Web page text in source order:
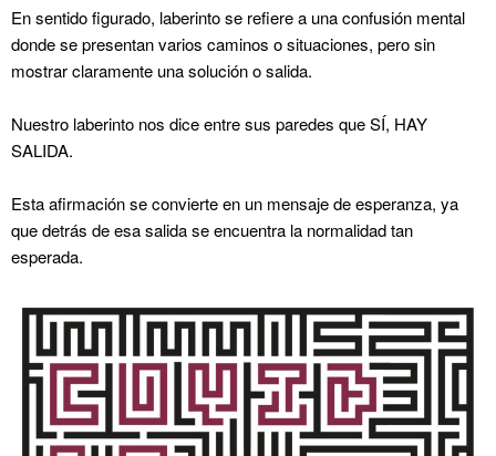
En sentido figurado, laberinto se refiere a una confusión mental
donde se presentan varios caminos o situaciones, pero sin
mostrar claramente una solución o salida.
Nuestro laberinto nos dice entre sus paredes que SÍ, HAY
SALIDA.
Esta afirmación se convierte en un mensaje de esperanza, ya
que detrás de esa salida se encuentra la normalidad tan
esperada.